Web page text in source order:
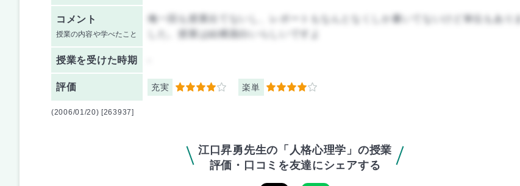
コメント
授業の内容や学べたこと
俺一回も授業出てないし、レポートもなんとなくしか書いてないけど単位もありま
した。授業は結構面白いらしいですよ
授業を受けた時期
評価 充実 4 楽単 4
(2006/01/20) [263937]
江口昇勇先生の「人格心理学」の授業
評価・口コミを友達にシェアする